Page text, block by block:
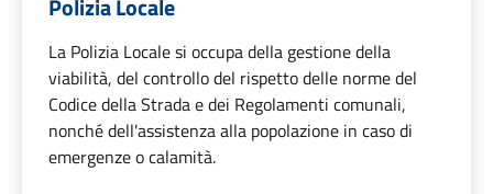
Polizia Locale
La Polizia Locale si occupa della gestione della
viabilità, del controllo del rispetto delle norme del
Codice della Strada e dei Regolamenti comunali,
nonché dell'assistenza alla popolazione in caso di
emergenze o calamità.